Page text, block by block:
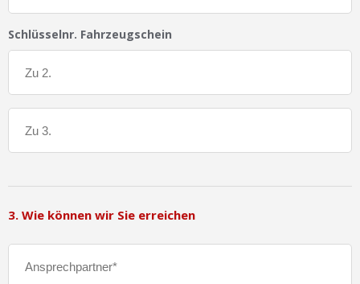
Schlüsselnr. Fahrzeugschein
3. Wie können wir Sie erreichen